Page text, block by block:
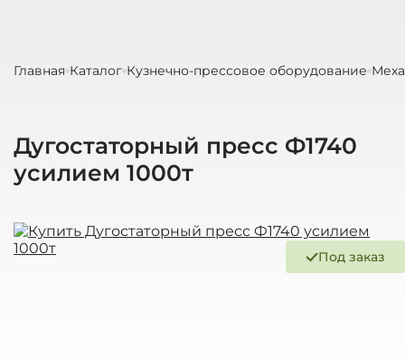
Главная Каталог Кузнечно-прессовое оборудование
Дугостаторный пресс Ф1740
усилием 1000т
Под заказ